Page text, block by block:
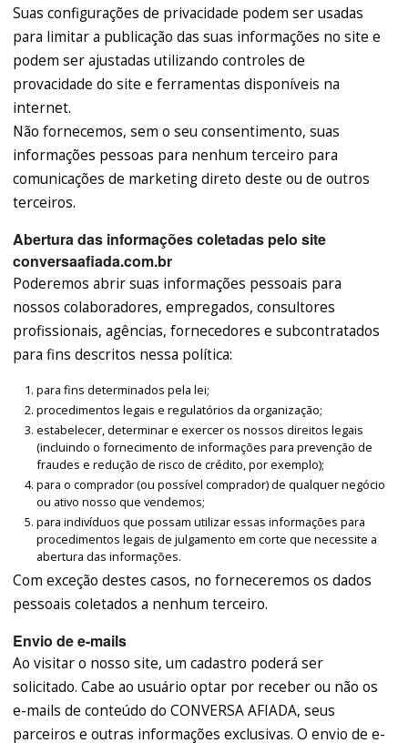
Suas configurações de privacidade podem ser usadas
para limitar a publicação das suas informações no site e
podem ser ajustadas utilizando controles de
provacidade do site e ferramentas disponíveis na
internet.
Não fornecemos, sem o seu consentimento, suas
informações pessoas para nenhum terceiro para
comunicações de marketing direto deste ou de outros
terceiros.
Abertura das informações coletadas pelo site
conversaafiada.com.br
Poderemos abrir suas informações pessoais para
nossos colaboradores, empregados, consultores
profissionais, agências, fornecedores e subcontratados
para fins descritos nessa política:
para fins determinados pela lei;
procedimentos legais e regulatórios da organização;
estabelecer, determinar e exercer os nossos direitos legais
(incluindo o fornecimento de informações para prevenção de
fraudes e redução de risco de crédito, por exemplo);
para o comprador (ou possível comprador) de qualquer negócio
ou ativo nosso que vendemos;
para indivíduos que possam utilizar essas informações para
procedimentos legais de julgamento em corte que necessite a
abertura das informações.
Com exceção destes casos, no forneceremos os dados
pessoais coletados a nenhum terceiro.
Envio de e-mails
Ao visitar o nosso site, um cadastro poderá ser
solicitado. Cabe ao usuário optar por receber ou não os
e-mails de conteúdo do CONVERSA AFIADA, seus
parceiros e outras informações exclusivas. O envio de e-